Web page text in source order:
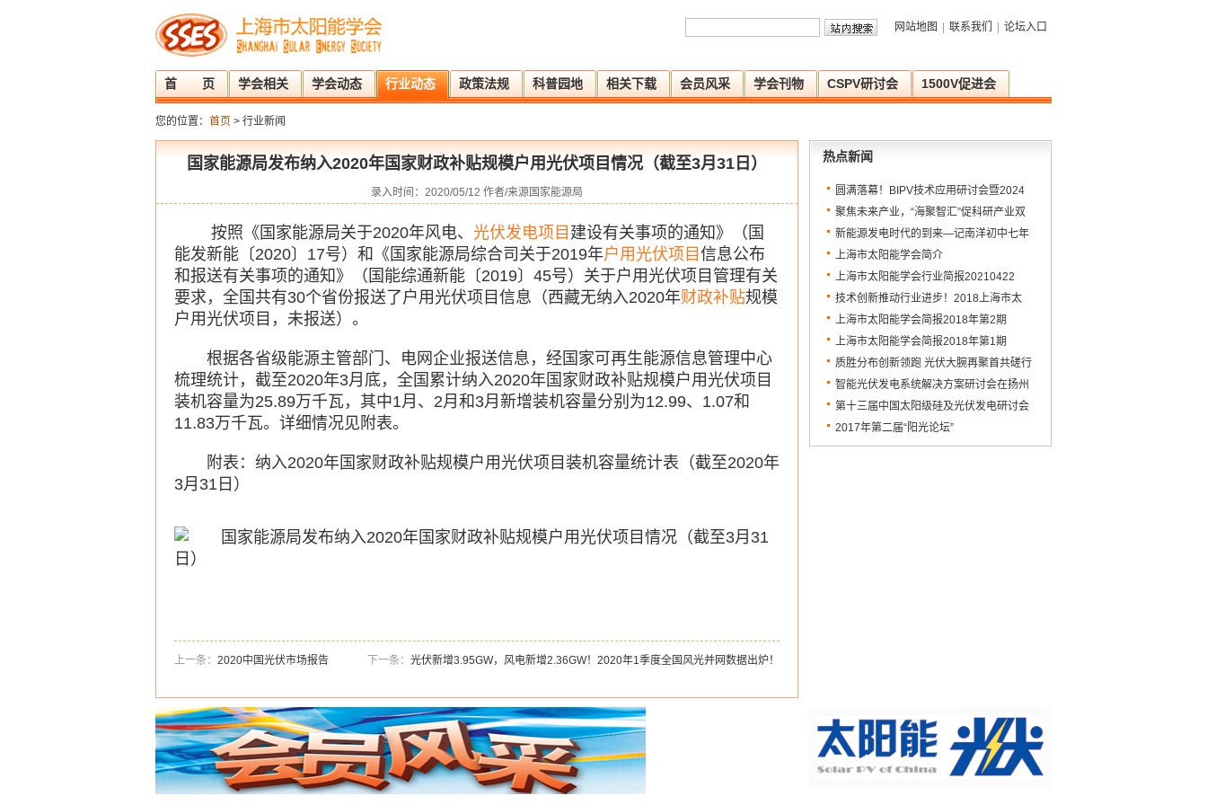
网站地图 联系我们 论坛入口
首 页 学会相关 学会动态 行业动态 政策法规 科普园地 相关下载 会员风采 学会刊物 CSPV研讨会 1500V促进会
您的位置： 首页 > 行业新闻
国家能源局发布纳入2020年国家财政补贴规模户用光伏项目情况（截至3月31日）
录入时间：2020/05/12 作者/来源国家能源局
按照《国家能源局关于2020年风电、 光伏发电项目 建设有关事项的通知》（国
能发新能〔2020〕17号）和《国家能源局综合司关于2019年户用光伏项目 信息公布
和报送有关事项的通知》（国能综通新能〔2019〕45号）关于户用光伏项目管理有关
要求，全国共有30个省份报送了户用光伏项目信息（西藏无纳入2020年财政补贴规模
户用光伏项目，未报送）。
根据各省级能源主管部门、电网企业报送信息，经国家可再生能源信息管理中心
梳理统计，截至2020年3月底，全国累计纳入2020年国家财政补贴规模户用光伏项目
装机容量为25.89万千瓦，其中1月、2月和3月新增装机容量分别为12.99、1.07和
11.83万千瓦。详细情况见附表。
附表：纳入2020年国家财政补贴规模户用光伏项目装机容量统计表（截至2020年
3月31日）
上一条： 2020中国光伏市场报告 下一条： 光伏新增3.95GW，风电新增2.36GW！2020年1季度全国风光并网数据出炉！
热点新闻
圆满落幕！BIPV技术应用研讨会暨2024
年上海市太阳能学会学术年会顺利召开
聚焦未来产业，“海聚智汇”促科研产业双
向链接
新能源发电时代的到来—记南洋初中七年
级新能源科普讲座
上海市太阳能学会简介
上海市太阳能学会行业简报20210422
技术创新推动行业进步！2018上海市太
阳能学会年会暨先进技术集成研讨会圆满
落幕
上海市太阳能学会简报2018年第2期
上海市太阳能学会简报2018年第1期
质胜分布创新领跑 光伏大腕再聚首共磋行
业发展——PAT2018爱光伏一生一世完美
落幕
智能光伏发电系统解决方案研讨会在扬州
宝应圆满召开
第十三届中国太阳级硅及光伏发电研讨会
顺利闭幕
2017年第二届“阳光论坛”